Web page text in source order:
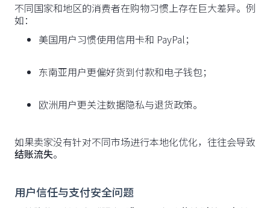
不同国家和地区的消费者在购物习惯上存在巨大差异。例
如：
美国用户习惯使用信用卡和 PayPal；
东南亚用户更偏好货到付款和电子钱包；
欧洲用户更关注数据隐私与退货政策。
如果卖家没有针对不同市场进行本地化优化，往往会导致
结账流失。
用户信任与支付安全问题